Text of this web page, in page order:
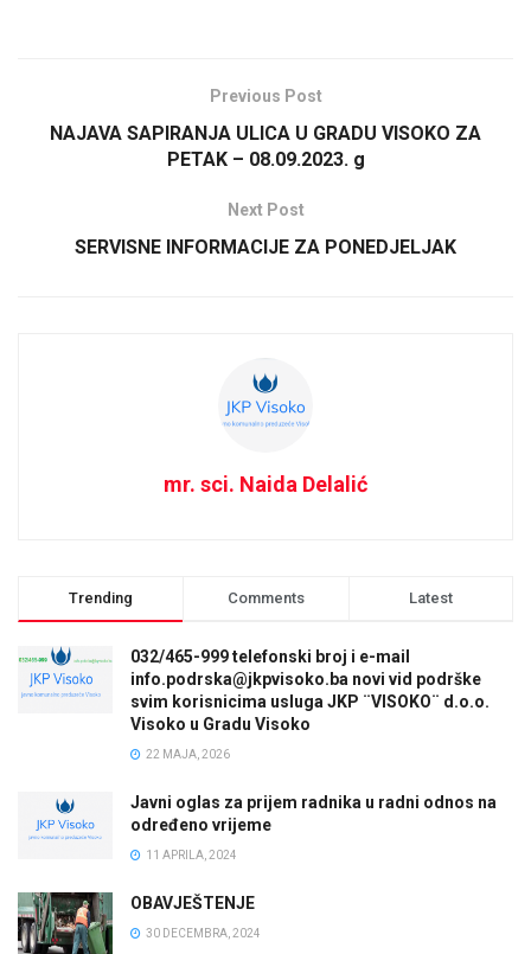
Previous Post
NAJAVA SAPIRANJA ULICA U GRADU VISOKO ZA
PETAK – 08.09.2023. g
Next Post
SERVISNE INFORMACIJE ZA PONEDJELJAK
mr. sci. Naida Delalić
Trending Comments Latest
032/465-999 telefonski broj i e-mail
info.podrska@jkpvisoko.ba novi vid podrške
svim korisnicima usluga JKP ¨VISOKO¨ d.o.o.
Visoko u Gradu Visoko
22 MAJA, 2026
Javni oglas za prijem radnika u radni odnos na
određeno vrijeme
11 APRILA, 2024
OBAVJEŠTENJE
30 DECEMBRA, 2024